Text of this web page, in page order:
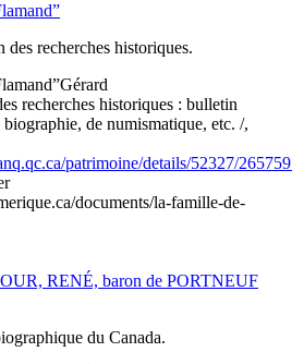
recherches historiques.
Gérard
recherches historiques : bulletin
de numismatique, etc. /,
patrimoine/details/52327/
documents/la-famille-de-
RENÉ, baron de PORTNEUF
du Canada.